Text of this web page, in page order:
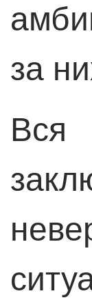
за
Вся